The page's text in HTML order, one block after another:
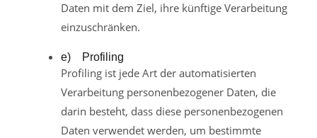
Daten mit dem Ziel, ihre künftige Verarbeitung
einzuschränken.
e) Profiling
Profiling ist jede Art der automatisierten
Verarbeitung personenbezogener Daten, die
darin besteht, dass diese personenbezogenen
Daten verwendet werden, um bestimmte